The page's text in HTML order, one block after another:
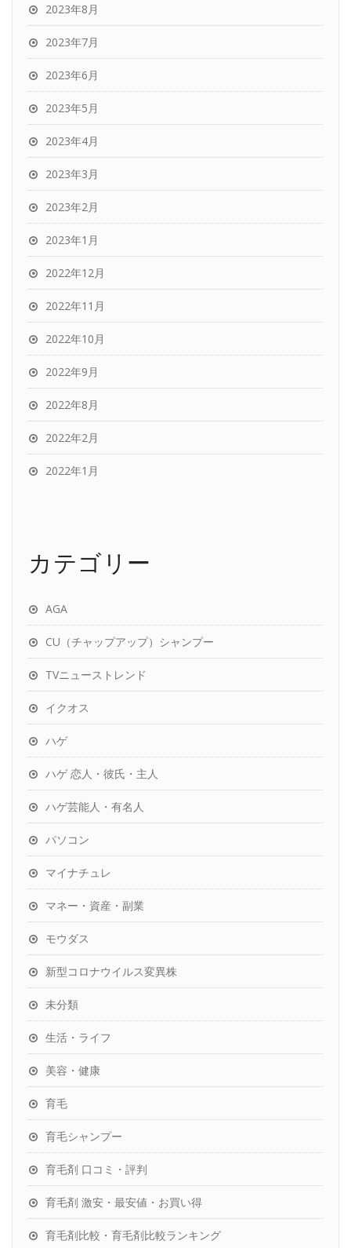
2023年8月
2023年7月
2023年6月
2023年5月
2023年4月
2023年3月
2023年2月
2023年1月
2022年12月
2022年11月
2022年10月
2022年9月
2022年8月
2022年2月
2022年1月
カテゴリー
AGA
CU（チャップアップ）シャンプー
TVニューストレンド
イクオス
ハゲ
ハゲ 恋人・彼氏・主人
ハゲ芸能人・有名人
パソコン
マイナチュレ
マネー・資産・副業
モウダス
新型コロナウイルス変異株
未分類
生活・ライフ
美容・健康
育毛
育毛シャンプー
育毛剤 口コミ・評判
育毛剤 激安・最安値・お買い得
育毛剤比較・育毛剤比較ランキング